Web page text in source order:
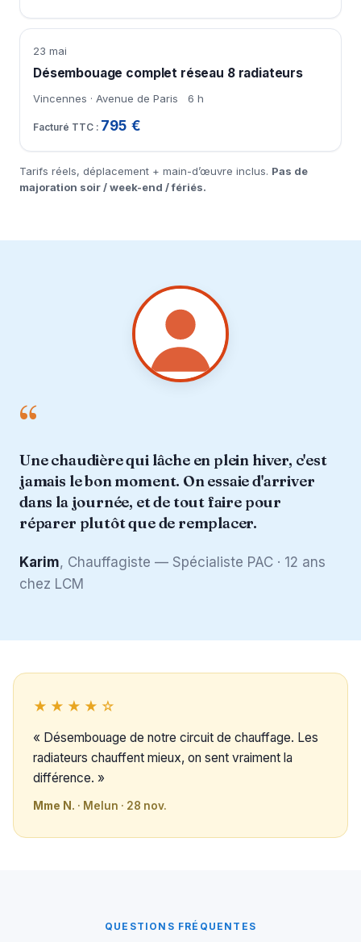
23 mai
Désembouage complet réseau 8 radiateurs
Vincennes · Avenue de Paris 6 h
795 €
Tarifs réels, déplacement + main-d’œuvre inclus. Pas de
majoration soir / week-end / fériés.
“
Une chaudière qui lâche en plein hiver, c'est
jamais le bon moment. On essaie d'arriver
dans la journée, et de tout faire pour
réparer plutôt que de remplacer.
Karim, Chauffagiste — Spécialiste PAC · 12 ans
chez LCM
★★★★☆
« Désembouage de notre circuit de chauffage. Les
radiateurs chauffent mieux, on sent vraiment la
différence. »
Mme N. · Melun · 28 nov.
QUESTIONS FRÉQUENTES